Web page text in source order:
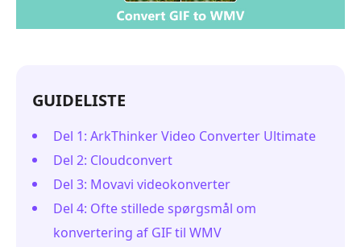
GUIDELISTE
Del 1: ArkThinker Video Converter Ultimate
Del 2: Cloudconvert
Del 3: Movavi videokonverter
Del 4: Ofte stillede spørgsmål om
konvertering af GIF til WMV